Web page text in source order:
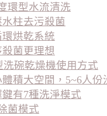
環型水流清洗
柱去污殺菌
烘乾系統
菌更理想
洗碗乾燥機使用方式
積大空間，5~6人份
有7種洗淨模式
菌模式